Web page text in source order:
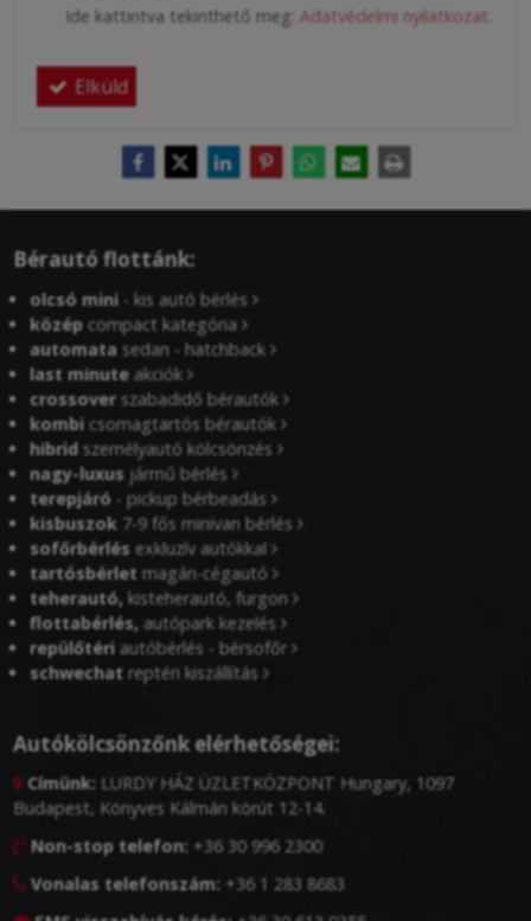
Ide kattintva tekinthető meg: Adatvédelmi nyilatkozat
Elküld
Bérautó flottánk:
olcsó mini - kis autó bérlés
közép compact kategória
automata sedan - hatchback
last minute akciók
crossover szabadidő bérautók
kombi csomagtartós bérautók
hibrid személyautó kölcsönzés
nagy-luxus jármű bérlés
terepjáró - pickup bérbeadás
kisbuszok 7-9 fős minivan bérlés
sofőrbérlés exkluzív autókkal
tartósbérlet magán-cégautó
teherautó, kisteherautó, furgon
flottabérlés, autópark kezelés
repülőtéri autóbérlés - bérsofőr
schwechat reptéri kiszállítás
Autókölcsönzőnk elérhetőségei:
 Címünk: LURDY HÁZ ÜZLETKÖZPONT Hungary, 1097
Budapest, Könyves Kálmán körút 12-14.
 Non-stop telefon: +36 30 996 2300
 Vonalas telefonszám: +36 1 283 8683